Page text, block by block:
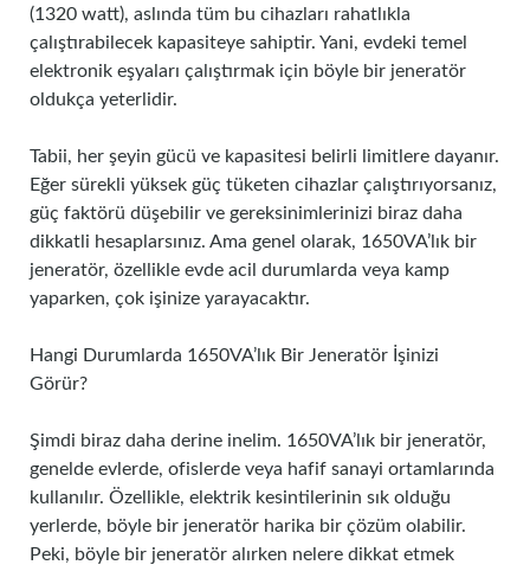
(1320 watt), aslında tüm bu cihazları rahatlıkla
çalıştırabilecek kapasiteye sahiptir. Yani, evdeki temel
elektronik eşyaları çalıştırmak için böyle bir jeneratör
oldukça yeterlidir.
Tabii, her şeyin gücü ve kapasitesi belirli limitlere dayanır.
Eğer sürekli yüksek güç tüketen cihazlar çalıştırıyorsanız,
güç faktörü düşebilir ve gereksinimlerinizi biraz daha
dikkatli hesaplarsınız. Ama genel olarak, 1650VA’lık bir
jeneratör, özellikle evde acil durumlarda veya kamp
yaparken, çok işinize yarayacaktır.
Hangi Durumlarda 1650VA’lık Bir Jeneratör İşinizi
Görür?
Şimdi biraz daha derine inelim. 1650VA’lık bir jeneratör,
genelde evlerde, ofislerde veya hafif sanayi ortamlarında
kullanılır. Özellikle, elektrik kesintilerinin sık olduğu
yerlerde, böyle bir jeneratör harika bir çözüm olabilir.
Peki, böyle bir jeneratör alırken nelere dikkat etmek